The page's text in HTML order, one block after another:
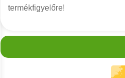
termékfigyelőre!